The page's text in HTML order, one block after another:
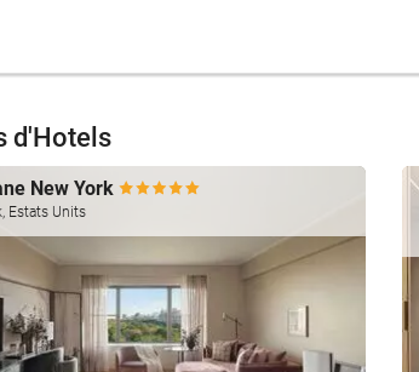
d'Hotels
New York
Estats Units